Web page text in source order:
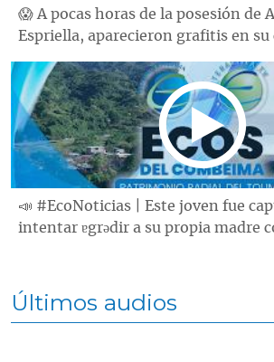
😱 A pocas horas de la posesión de
Espriella, aparecieron grafitis en su
📣 #EcoNoticias | Este joven fue
intentar ɐgrǝdir a su propia madre
Últimos audios